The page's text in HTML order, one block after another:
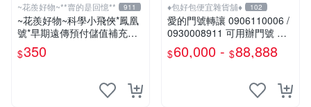
~花羨好物~**賣的是回憶** 911
~花羨好物~科學小飛俠*鳳凰
號*早期遠傳預付儲值補充卡
一609
$350
♦包好包便宜雜貨舖♦ 102
愛的門號轉讓 0906110006 /
0930008911 可用辦門號 數
字磁場門號 相伴一生的好門
號 需過戶無合約
$60,000 - $88,888